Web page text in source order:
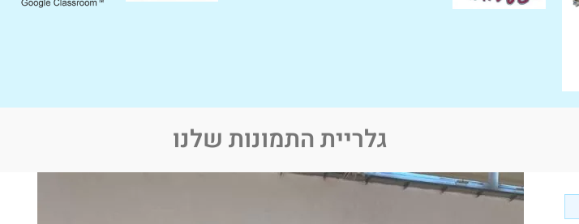
גלריית התמונות שלנו